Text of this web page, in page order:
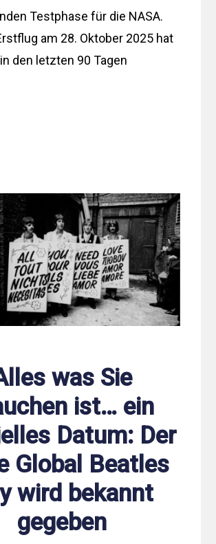
Testphase für die NASA.
am 28. Oktober 2025 hat
den letzten 90 Tagen
was Sie
ist… ein
Datum: Der
Global Beatles
wird bekannt
gegeben